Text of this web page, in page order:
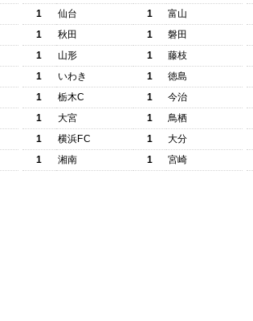
1
仙台 1
富山
1
秋田 1
磐田
1
山形 1
藤枝
1
いわき 1
徳島
1
栃木C 1
今治
1
大宮 1
鳥栖
1
横浜FC 1
大分
1
湘南 1 宮崎